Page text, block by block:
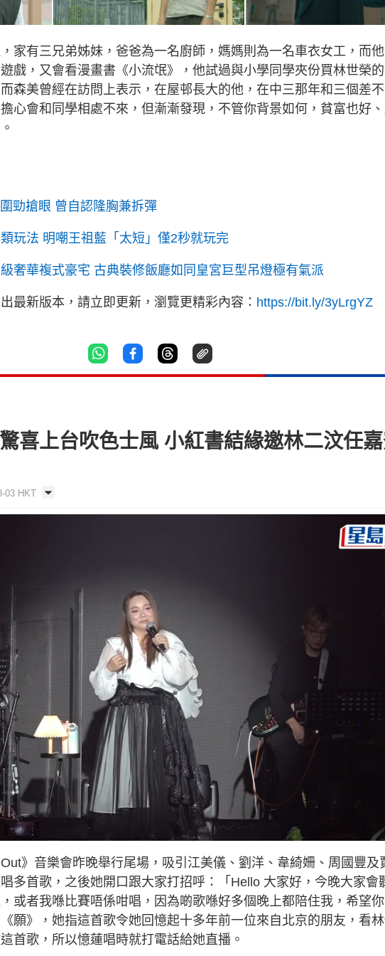
家有三兄弟姊妹，爸爸為一名廚師，媽媽則為一名車衣女工，而
戲，又會看漫畫書《小流氓》，他試過與小學同學夾份買林世榮
森美曾經在訪問上表示，在屋邨長大的他，在中三那年和三個差
心會和同學相處不來，但漸漸發現，不管你背景如何，貧富也好
勁搶眼 曾自認隆胸兼拆彈
玩法 明嘲王祖藍「太短」僅2秒就玩完
奢華複式豪宅 古典裝修飯廳如同皇宮巨型吊燈極有氣派
最新版本，請立即更新，瀏覽更精彩內容： https://bit.ly/3yLrgYZ
喜上台吹色士風 小紅書結緣邀林二汶任
03 HKT
》音樂會昨晚舉行尾場，吸引江美儀、劉洋、韋綺姍、周國豐及
多首歌，之後她開口跟大家打招呼：「Hello 大家好，今晚大家會
或者我喺比賽唔係咁唱，因為啲歌喺好多個晚上都陪住我，希望
願》，她指這首歌令她回憶起十多年前一位來自北京的朋友，看
首歌，所以憶蓮唱時就打電話給她直播。